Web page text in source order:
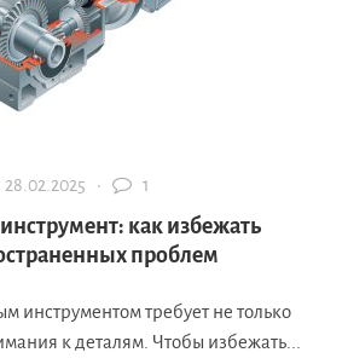
28.02.2025 · 1
как избежать
проблем
инструментом требует не только
к деталям. Чтобы избежать...